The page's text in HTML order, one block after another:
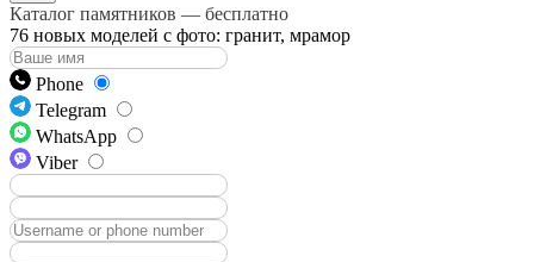
Каталог памятников — бесплатно
76 новых моделей с фото: гранит, мрамор
Phone
Telegram
WhatsApp
Viber